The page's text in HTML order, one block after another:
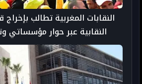
النقابات المغربية تطالب
النقابية عبر حوار